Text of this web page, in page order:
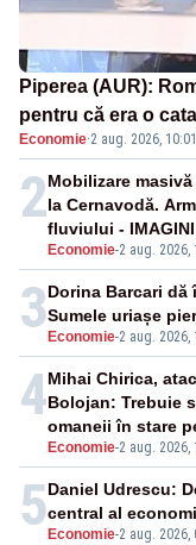
Piperea (AUR):
pentru că era o
pensii
Economie·2 aug. 2026, 10:01
2
Economie-2 aug. 2026,
Mobilizare
la Cernavodă.
fluviului - IMAGINI
3 Economie-2 aug. 2026,
Dorina Barcari
Sumele uriașe
4
Economie-2 aug. 2026,
Mihai Chirica,
Bolojan: Trebuie
omaneii în stare
5 Economie-2 aug. 2026,
Daniel Udrescu:
central al